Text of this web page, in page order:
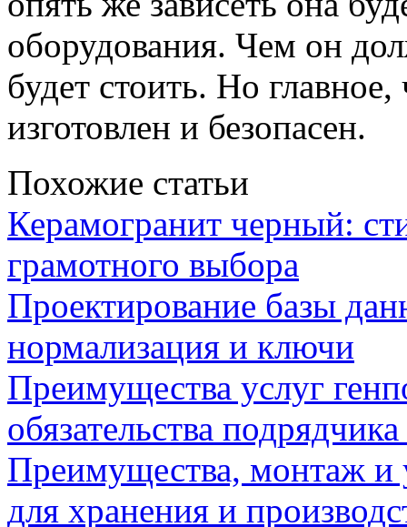
оборудования. Чем он
будет стоить. Но
изготовлен и безопасен.
Похожие статьи
Керамогранит черный:
грамотного выбора
Проектирование базы
нормализация и ключи
Преимущества услуг
обязательства
Преимущества, монтаж и
для хранения и